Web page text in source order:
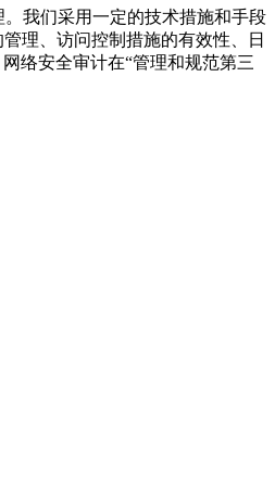
我们采用一定的技术措施和手段
理、访问控制措施的有效性、日
络安全审计在“管理和规范第三